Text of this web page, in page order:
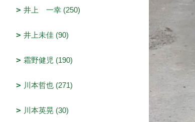
井上 一幸 (250)
井上未佳 (90)
霜野健児 (190)
川本哲也 (271)
川本英晃 (30)